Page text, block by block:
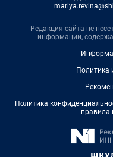
Редакция сайта не
информации,
Политика
Политика
правила